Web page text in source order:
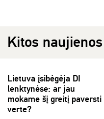
Kitos naujienos
Lietuva įsibėgėja DI
lenktynėse: ar jau
mokame šį greitį paversti
verte?